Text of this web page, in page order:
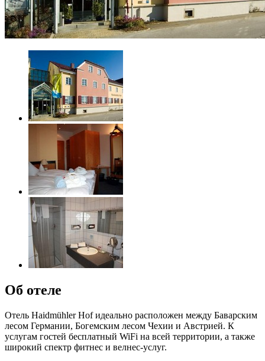
Об отеле
Отель Haidmühler Hof идеально расположен между Баварским
лесом Германии, Богемским лесом Чехии и Австрией. К
услугам гостей бесплатный WiFi на всей территории, а также
широкий спектр фитнес и велнес-услуг.